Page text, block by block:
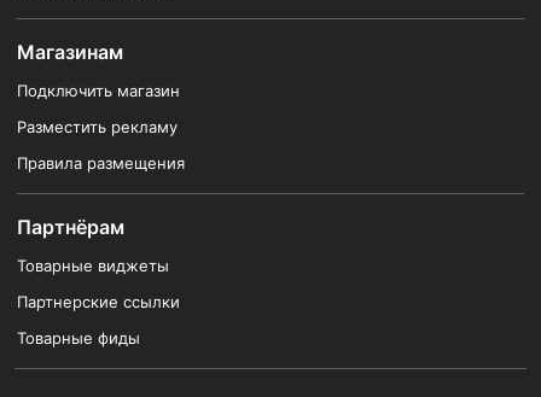
Магазинам
Подключить магазин
Разместить рекламу
Правила размещения
Партнёрам
Товарные виджеты
Партнерские ссылки
Товарные фиды